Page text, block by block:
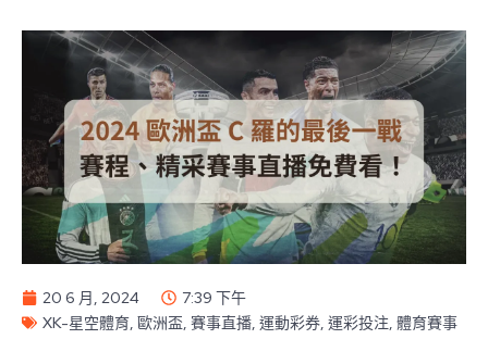
20 6 月, 2024
7:39 下午
XK-星空體育 歐洲盃 賽事直播 運動彩券 運彩投注 體育賽事